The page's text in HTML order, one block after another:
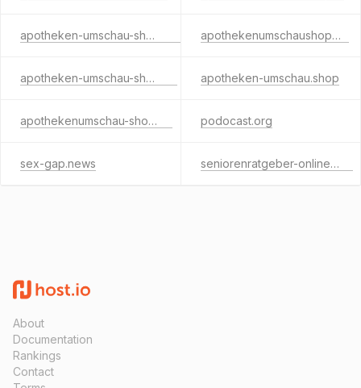
apotheken-umschau-shop.info apothekenumschaushop.de
apotheken-umschau-shop.de apotheken-umschau.shop
apothekenumschau-shop.de podocast.org
sex-gap.news seniorenratgeber-online.info
About
Documentation
Rankings
Contact